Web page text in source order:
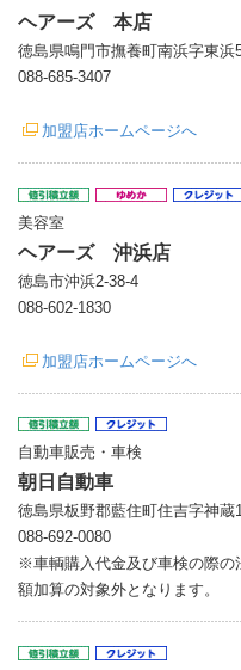
ヘアーズ 本店
徳島県鳴門市撫養町南浜字東浜
088-685-3407
加盟店ホームページへ
美容室
ヘアーズ 沖浜店
徳島市沖浜2-38-4
088-602-1830
加盟店ホームページへ
自動車販売・車検
朝日自動車
徳島県板野郡藍住町住吉字神蔵
088-692-0080
※車輌購入代金及び車検の際の
額加算の対象外となります。